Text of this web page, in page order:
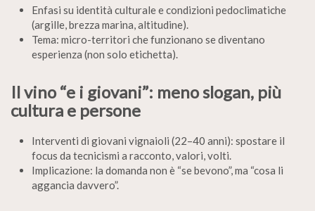
Enfasi su identità culturale e condizioni pedoclimatiche
(argille, brezza marina, altitudine).
Tema: micro-territori che funzionano se diventano
esperienza (non solo etichetta).
Il vino “e i giovani”: meno slogan, più
cultura e persone
Interventi di giovani vignaioli (22–40 anni): spostare il
focus da tecnicismi a racconto, valori, volti.
Implicazione: la domanda non è “se bevono”, ma “cosa li
aggancia davvero”.